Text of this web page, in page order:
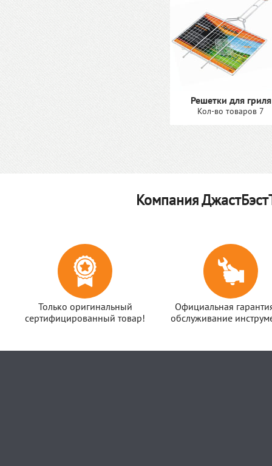
Решетки для гриля
Кол-во товаров 7
Компания
Только оригинальный
сертифицированный товар!
Официальная
обслуживание